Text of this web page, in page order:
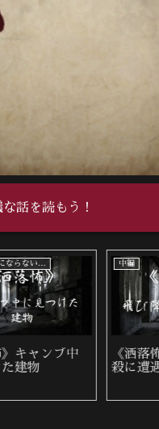
話を読もう！
洒落怖》雨の夜に来
女性